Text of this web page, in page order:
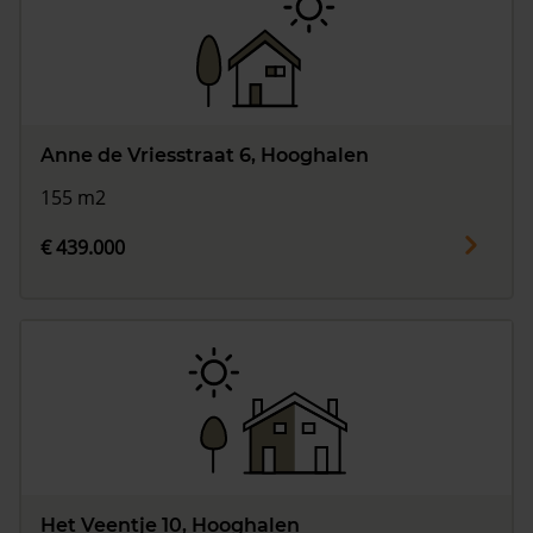
Anne de Vriesstraat 6, Hooghalen
155 m2
€ 439.000
Het Veentje 10, Hooghalen